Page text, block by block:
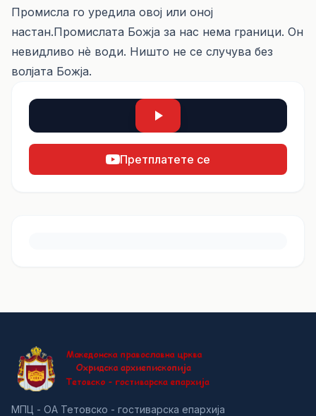
Промисла го уредила овој или оној
настан.Промислата Божја за нас нема граници. Он
невидливо нѐ води. Ништо не се случува без
волјата Божја.
Претплатете се
МПЦ - ОА Тетовско - гостиварска епархија